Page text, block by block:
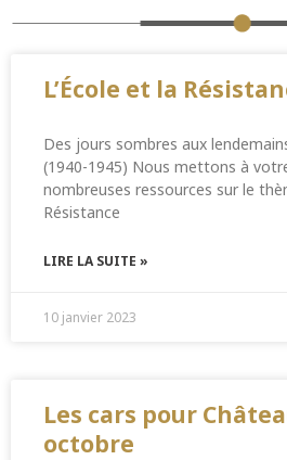
L’École et la
Des jours sombres aux
(1940-1945) Nous mettons à
nombreuses ressources sur le
Résistance
LIRE LA SUITE »
10 janvier 2023
Les cars pour
octobre